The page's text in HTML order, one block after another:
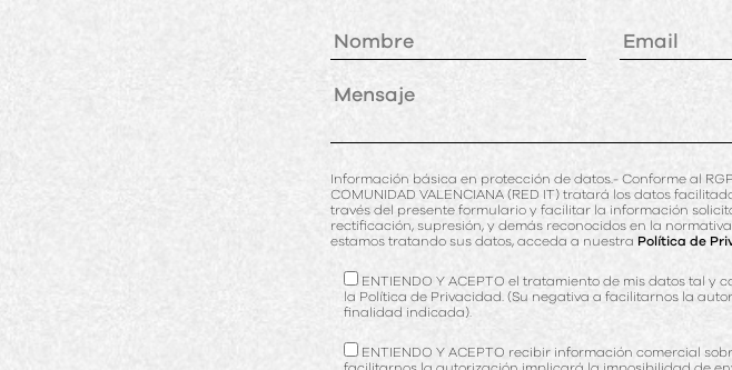
Información básica en protección de datos.- Conforme al
COMUNIDAD VALENCIANA (RED IT) tratará los datos
través del presente formulario y facilitar la información
rectificación, supresión, y demás reconocidos en la
estamos tratando sus datos, acceda a nuestra Política de
ENTIENDO Y ACEPTO el tratamiento de mis datos tal
la Política de Privacidad. (Su negativa a facilitarnos la
finalidad indicada).
ENTIENDO Y ACEPTO recibir información comercial